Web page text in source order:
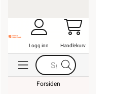
Logg inn Handlekurv
Forsiden